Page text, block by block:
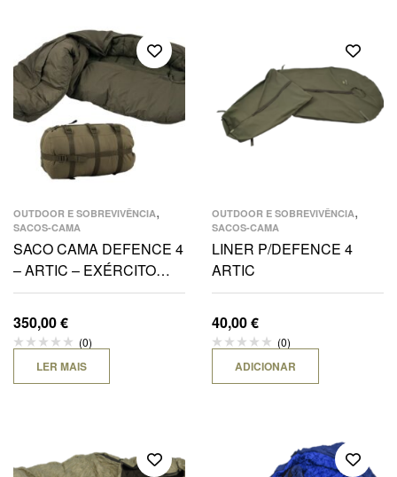
OUTDOOR E SOBREVIVÊNCIA,
SACOS-CAMA
SACO CAMA DEFENCE 4
– ARTIC – EXÉRCITO
PORTUGUÊS
350,00€
(0)
LER MAIS
OUTDOOR E SOBREVIVÊNCIA,
SACOS-CAMA
LINER P/DEFENCE 4
ARTIC
40,00€
(0)
ADICIONAR